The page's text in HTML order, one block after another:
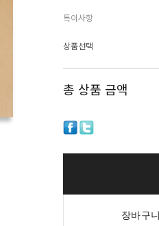
특이사항
상품선택
총 상품 금액
장바구